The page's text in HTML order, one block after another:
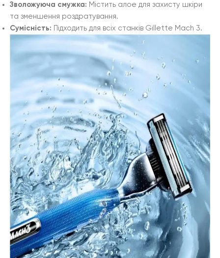
Зволожуюча смужка: Містить алое для захисту шкіри
та зменшення роздратування.
Сумісність: Підходить для всіх станків Gillette Mach 3.